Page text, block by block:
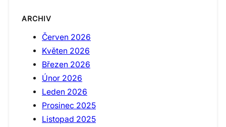
ARCHIV
Červen 2026
Květen 2026
Březen 2026
Únor 2026
Leden 2026
Prosinec 2025
Listopad 2025